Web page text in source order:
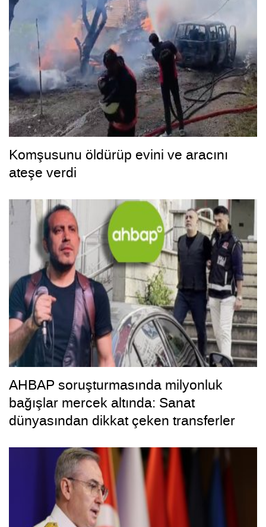
Komşusunu öldürüp evini ve aracını
ateşe verdi
AHBAP soruşturmasında milyonluk
bağışlar mercek altında: Sanat
dünyasından dikkat çeken transferler